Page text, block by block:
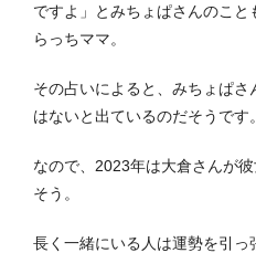
ですよ」とみちょぱさんのこ
らっちママ。
その占いによると、みちょぱ
はないと出ているのだそうです。
なので、2023年は大倉さんが
そう。
長く一緒にいる人は運勢を引